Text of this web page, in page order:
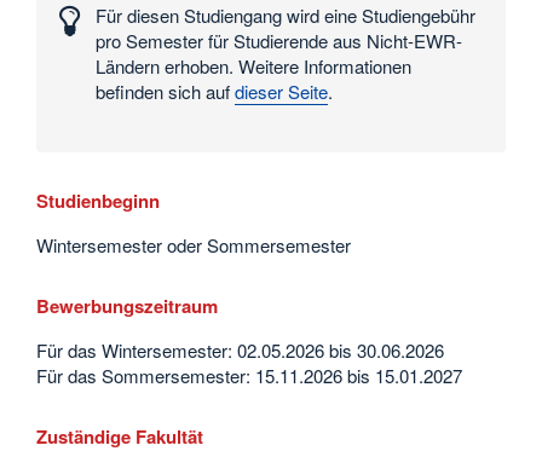
und
Für diesen Studiengang wird eine Studiengebühr
pro Semester für Studierende aus Nicht-EWR-
Ländern erhoben. Weitere Informationen
befinden sich aufdieser Seite.
Studienbeginn
Wintersemester oder Sommersemester
Bewerbungszeitraum
Für das Wintersemester: 02.05.2026 bis 30.06.2026
Für das Sommersemester: 15.11.2026 bis 15.01.2027
Zuständige Fakultät